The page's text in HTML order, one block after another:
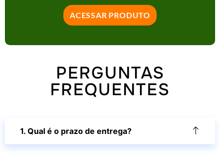
ACESSAR PRODUTO
PERGUNTAS
FREQUENTES
1. Qual é o prazo de entrega?